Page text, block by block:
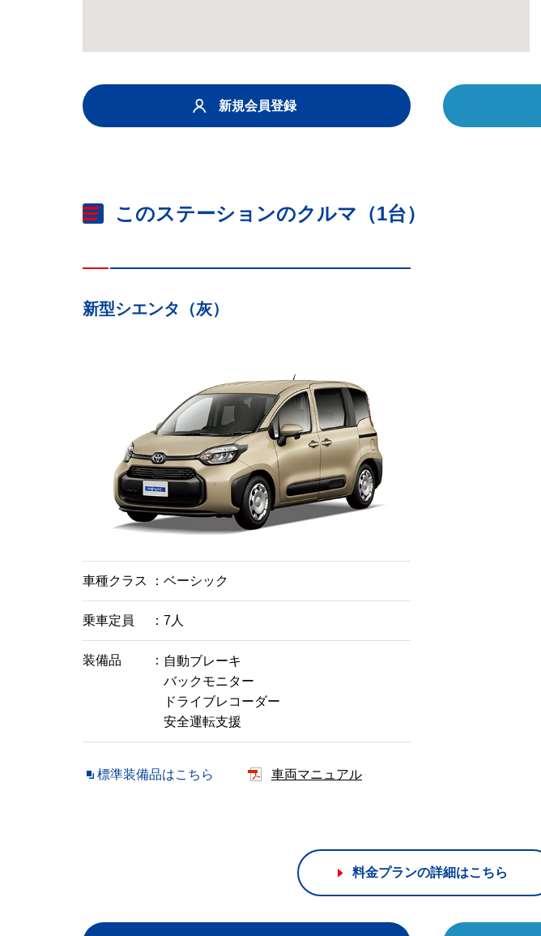
新規会員登録
このステーションのクルマ（1台）
新型シエンタ（灰）
車種クラス ベーシック
乗車定員 7人
装備品
自動ブレーキ
バックモニター
ドライブレコーダー
安全運転支援
標準装備品はこちら 車両マニュアル
料金プランの詳細はこちら